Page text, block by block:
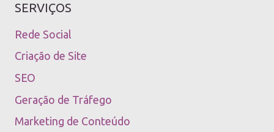
SERVIÇOS
Rede Social
Criação de Site
SEO
Geração de Tráfego
Marketing de Conteúdo